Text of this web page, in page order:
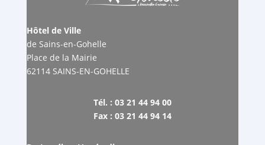
Hôtel de Ville
de Sains-en-Gohelle
Place de la Mairie
62114 SAINS-EN-GOHELLE
Tél. : 03 21 44 94 00
Fax : 03 21 44 94 14